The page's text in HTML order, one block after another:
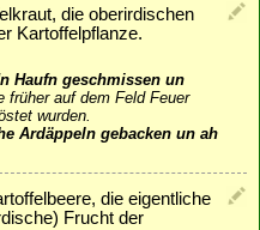
die oberirdischen
Kartoffelpflanze.
Haufn geschmissen un
früher auf dem Feld Feuer
wurden.
Ardäppeln gebacken un ah
die eigentliche
Frucht der